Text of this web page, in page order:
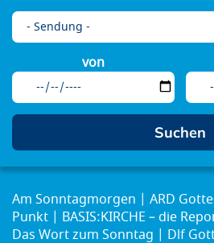
von
Am Sonntagmorgen ARD
Punkt
BASIS:KIRCHE – die
Das Wort zum Sonntag
Dlf